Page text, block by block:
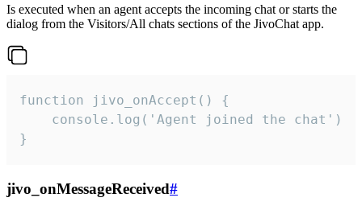
Is executed when an agent accepts the incoming chat or starts the
dialog from the Visitors/All chats sections of the JivoChat app.
function jivo_onAccept() {
}
jivo_onMessageReceived#